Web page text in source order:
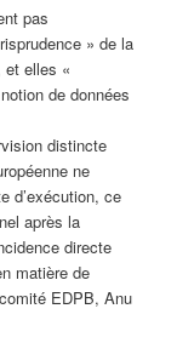
pas
» de la
et elles «
de données
distincte
ne
d’exécution, ce
après la
directe
matière de
EDPB, Anu